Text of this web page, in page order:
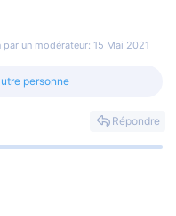
un modérateur: 15 Mai 2021
personne
Répondre